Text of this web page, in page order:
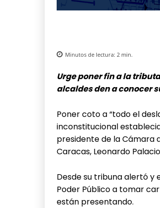
Minutos de lectura: 2 min.
Urge poner fin a la
alcaldes den a conocer
Poner coto a “todo el
inconstitucional
presidente de la Cámara
Caracas, Leonardo
Desde su tribuna alertó y
Poder Público a tomar
están presentando.